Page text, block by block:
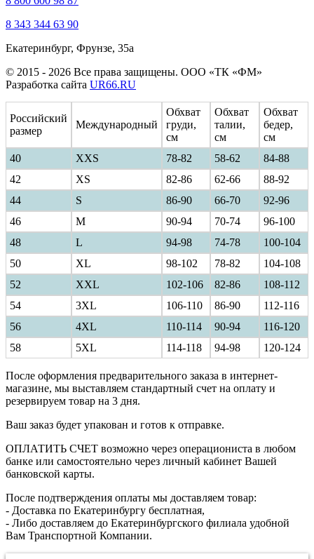
8 343 344 63 90
Екатеринбург, Фрунзе, 35а
© 2015 - 2026 Все права защищены. ООО «ТК «ФМ»
Разработка сайта UR66.RU
Российский
размер
Международный
Обхват
груди,
см
Обхват
талии,
см
Обхват
бедер,
см
40
ХXS 78-82 58-62
84-88
42
XS 82-86 62-66
88-92
44
S 86-90 66-70
92-96
46
M 90-94 70-74
96-100
48
L 94-98 74-78
100-104
50
XL 98-102 78-82
104-108
52
XXL 102-106 82-86
108-112
54
3XL 106-110 86-90
112-116
56
4XL 110-114 90-94
116-120
58
5XL 114-118 94-98 120-124
После оформления предварительного заказа в интернет-
магазине, мы выставляем стандартный счет на оплату и
резервируем товар на 3 дня.
Ваш заказ будет упакован и готов к отправке.
ОПЛАТИТЬ СЧЕТ возможно через операциониста в любом
банке или самостоятельно через личный кабинет Вашей
банковской карты.
После подтверждения оплаты мы доставляем товар:
- Доставка по Екатеринбургу бесплатная,
- Либо доставляем до Екатеринбургского филиала удобной
Вам Транспортной Компании.